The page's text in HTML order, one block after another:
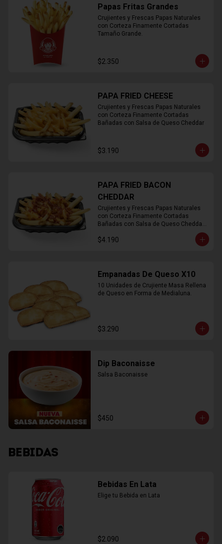
Papas Fritas Grandes
Crujientes y Frescas Papas Naturales
con Corteza Finamente Cortadas
Tamaño Grande.
$2.350
PAPA FRIED CHEESE
Crujientes y Frescas Papas Naturales
con Corteza Finamente Cortadas
Bañadas con Salsa de Queso Cheddar
$3.190
PAPA FRIED BACON
CHEDDAR
Crujientes y Frescas Papas Naturales
con Corteza Finamente Cortadas
Bañadas con Salsa de Queso Cheddar
$4.190
Empanadas De Queso X10
10 Unidades de Crujiente Masa Rellena
de Queso en Forma de Medialuna.
$3.290
Dip Baconaisse
Salsa Baconaisse
$450
BEBIDAS
Bebidas En Lata
Elige tu Bebida en Lata
$2.090